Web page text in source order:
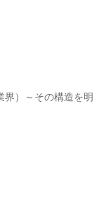
界）～その構造を明